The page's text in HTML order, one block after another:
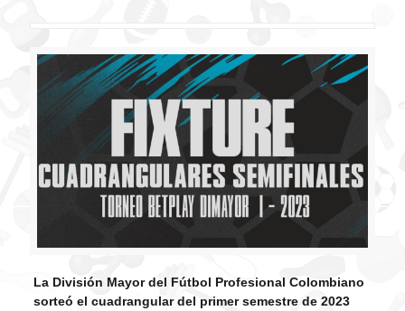
La División Mayor del Fútbol Profesional Colombiano
sorteó el cuadrangular del primer semestre de 2023